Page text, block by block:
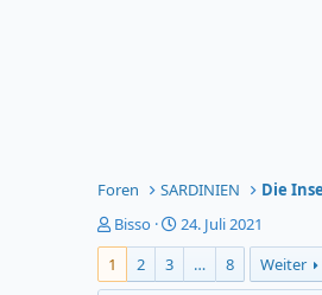
Foren SARDINIEN
Die
T
h
e
m
Bisso
S
t
r
24. Juli 2021
1
2 3 … 8 Weiter